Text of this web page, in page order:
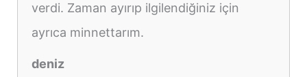
verdi. Zaman ayırıp ilgilendiğiniz için
ayrıca minnettarım.
deniz